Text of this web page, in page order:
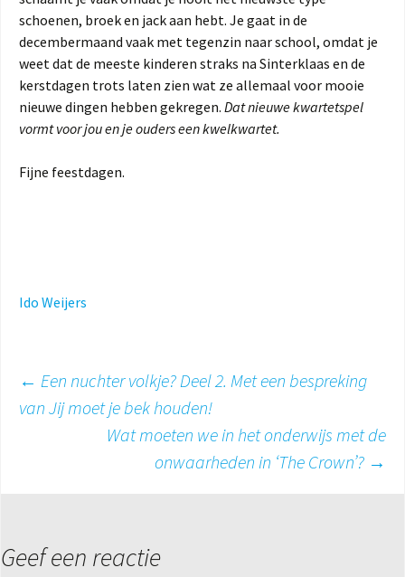
schoenen, broek en jack aan hebt. Je gaat in de
decembermaand vaak met tegenzin naar school, omdat je
weet dat de meeste kinderen straks na Sinterklaas en de
kerstdagen trots laten zien wat ze allemaal voor mooie
nieuwe dingen hebben gekregen. Dat nieuwe kwartetspel
vormt voor jou en je ouders een kwelkwartet.
Fijne feestdagen.
Ido Weijers
Berichtnavigatie
← Een nuchter volkje? Deel 2. Met een bespreking
van Jij moet je bek houden!
Wat moeten we in het onderwijs met de
onwaarheden in ‘The Crown’? →
Geef een reactie